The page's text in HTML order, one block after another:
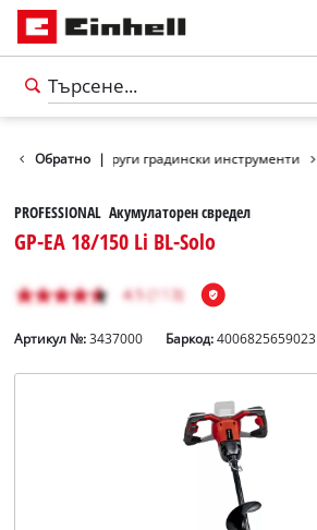
Обратно |
Градина Други градински инструменти
PROFESSIONAL Акумулаторен свредел
GP-EA 18/150 Li BL-Solo
Артикул №: 3437000 Баркод:4006825659023